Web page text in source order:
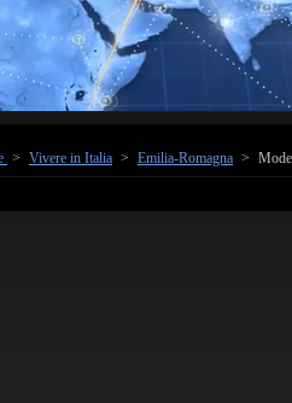
> Vivere in Italia > Emilia-Romagna >